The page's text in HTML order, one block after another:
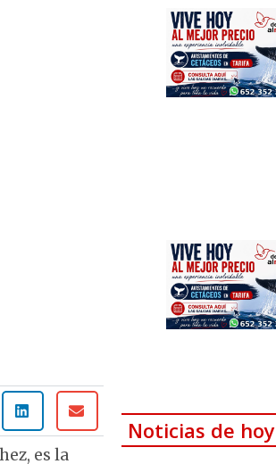
es la
Noticias de hoy